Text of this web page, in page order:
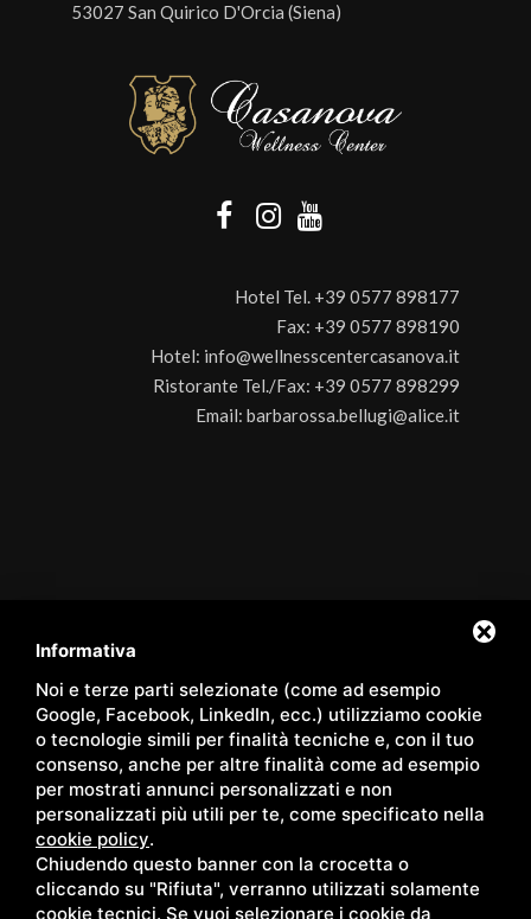
Informativa
Noi e terze parti selezionate (come ad esempio
Google, Facebook, LinkedIn, ecc.) utilizziamo cookie
o tecnologie simili per finalità tecniche e, con il tuo
consenso, anche per altre finalità come ad esempio
per mostrati annunci personalizzati e non
personalizzati più utili per te, come specificato nella
cookie policy.
Chiudendo questo banner con la crocetta o
cliccando su "Rifiuta", verranno utilizzati solamente
cookie tecnici. Se vuoi selezionare i cookie da
53027 San Quirico D'Orcia (Siena)
Hotel Tel. +39 0577 898177
Fax: +39 0577 898190
Hotel: info@wellnesscentercasanova.it
Ristorante Tel./Fax: +39 0577 898299
Email: barbarossa.bellugi@alice.it
/ Family Apartments
Copyright © Wellness Center Casanova s.r.l. | S.S. 146
Località Casanova 6/c | 53027 San Quirico D'Orcia (Siena) |
C.F. e P.IVA 01158980522